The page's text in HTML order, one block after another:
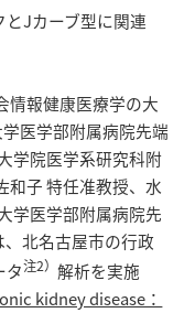
とJカーブ型に関連
情報健康医療学の大
医学部附属病院先端
学院医学系研究科附
和子 特任准教授、水
学医学部附属病院先
北名古屋市の行政
タ注2）解析を実施
kidney disease：